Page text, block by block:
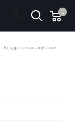
0
Квадрат стальной 5 мм